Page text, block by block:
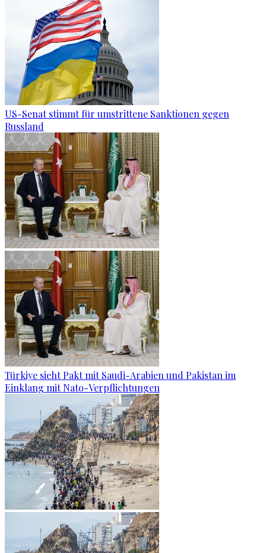
US-Senat stimmt für umstrittene Sanktionen gegen
Russland
Türkiye sieht Pakt mit Saudi-Arabien und Pakistan im
Einklang mit Nato-Verpflichtungen